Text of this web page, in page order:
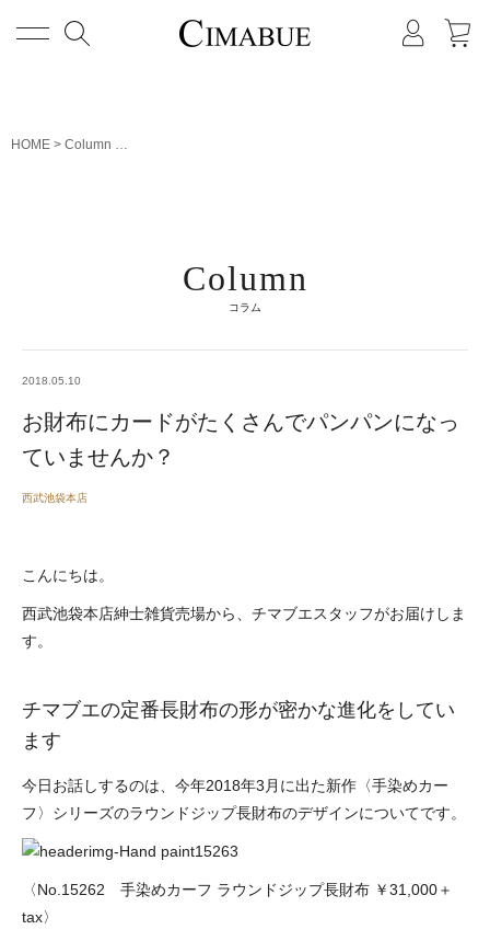
メニュー
HOME Column お財布にカードがたくさんでパンパンになっていませんか？
Column
コラム
2018.05.10
お財布にカードがたくさんでパンパンになっ
ていませんか？
西武池袋本店
こんにちは。
西武池袋本店紳士雑貨売場から、チマブエスタッフがお届けしま
す。
チマブエの定番長財布の形が密かな進化をしてい
ます
今日お話しするのは、今年2018年3月に出た新作〈手染めカー
フ〉シリーズのラウンドジップ長財布のデザインについてです。
〈No.15262 手染めカーフ ラウンドジップ長財布 ￥31,000＋
tax〉